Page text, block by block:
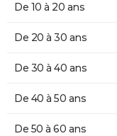
De 10 à 20 ans
De 20 à 30 ans
De 30 à 40 ans
De 40 à 50 ans
De 50 à 60 ans